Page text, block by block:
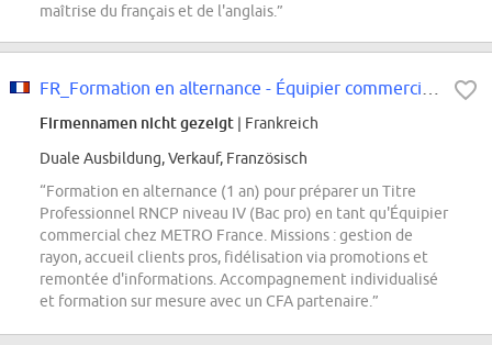
maîtrise du français et de l'anglais.”
Firmennamen nicht gezeigt | Frankreich
Duale Ausbildung, Verkauf, Französisch
“Formation en alternance (1 an) pour préparer un Titre
Professionnel RNCP niveau IV (Bac pro) en tant qu'Équipier
commercial chez METRO France. Missions : gestion de
rayon, accueil clients pros, fidélisation via promotions et
remontée d'informations. Accompagnement individualisé
et formation sur mesure avec un CFA partenaire.”